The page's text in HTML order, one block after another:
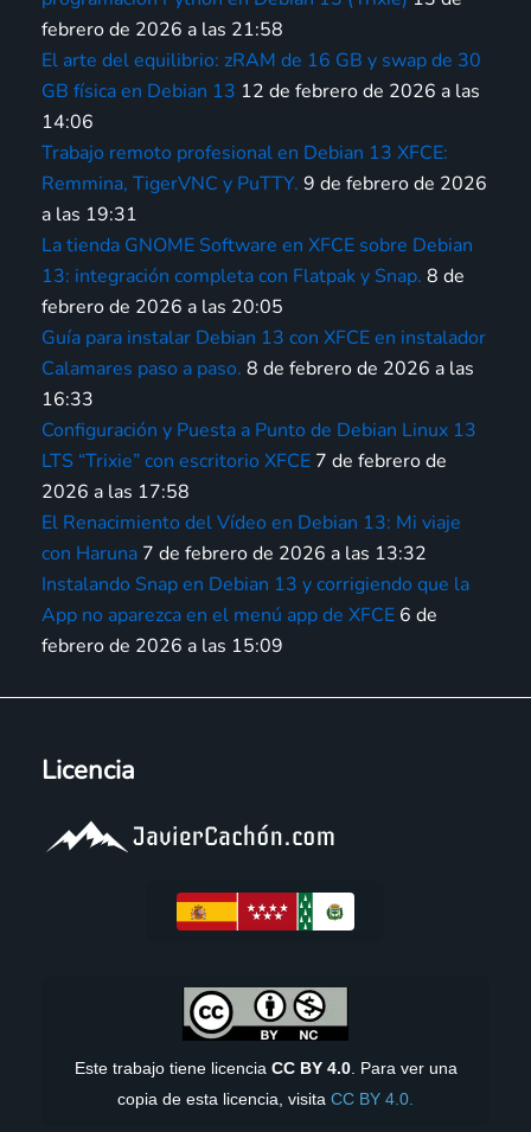
febrero de 2026 a las 21:58
El arte del equilibrio: zRAM de 16 GB y swap de 30
GB física en Debian 13 12 de febrero de 2026 a las
14:06
Trabajo remoto profesional en Debian 13 XFCE:
Remmina, TigerVNC y PuTTY. 9 de febrero de 2026
a las 19:31
La tienda GNOME Software en XFCE sobre Debian
13: integración completa con Flatpak y Snap. 8 de
febrero de 2026 a las 20:05
Guía para instalar Debian 13 con XFCE en instalador
Calamares paso a paso. 8 de febrero de 2026 a las
16:33
Configuración y Puesta a Punto de Debian Linux 13
LTS “Trixie” con escritorio XFCE 7 de febrero de
2026 a las 17:58
El Renacimiento del Vídeo en Debian 13: Mi viaje
con Haruna 7 de febrero de 2026 a las 13:32
Instalando Snap en Debian 13 y corrigiendo que la
App no aparezca en el menú app de XFCE 6 de
febrero de 2026 a las 15:09
Licencia
Este trabajo tiene licencia CC BY 4.0. Para ver una
copia de esta licencia, visita CC BY 4.0.